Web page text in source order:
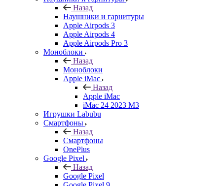
Назад
Наушники и гарнитуры
Apple Airpods 3
Apple Airpods 4
Apple Airpods Pro 3
Моноблоки
Назад
Моноблоки
Apple iMac
Назад
Apple iMac
iMac 24 2023 M3
Игрушки Labubu
Смартфоны
Назад
Смартфоны
OnePlus
Google Pixel
Назад
Google Pixel